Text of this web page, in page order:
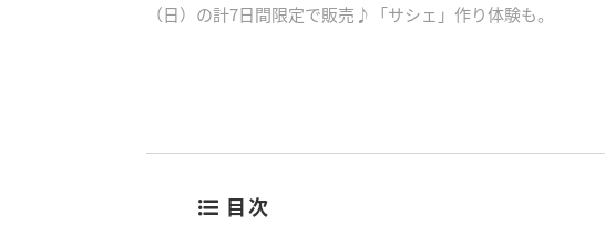
（日）の計7日間限定で販売♪「サシェ」作り体験も。
目次